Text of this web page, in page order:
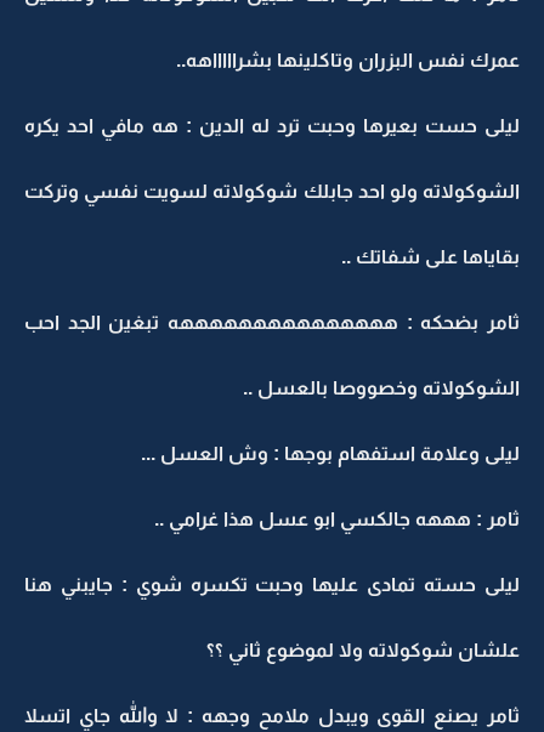
عمرك نفس البزران وتاكلينها بشراااااهه..
ليلى حست بعيرها وحبت ترد له الدين : هه مافي احد يكره
الشوكولاته ولو احد جابلك شوكولاته لسويت نفسي وتركت
بقاياها على شفاتك ..
ثامر بضحكه : هههههههههههههههه تبغين الجد احب
الشوكولاته وخصووصا بالعسل ..
ليلى وعلامة استفهام بوجها : وش العسل ...
ثامر : هههه جالكسي ابو عسل هذا غرامي ..
ليلى حسته تمادى عليها وحبت تكسره شوي : جايبني هنا
علشان شوكولاته ولا لموضوع ثاني ؟؟
ثامر يصنع القوى ويبدل ملامح وجهه : لا والله جاي اتسلا